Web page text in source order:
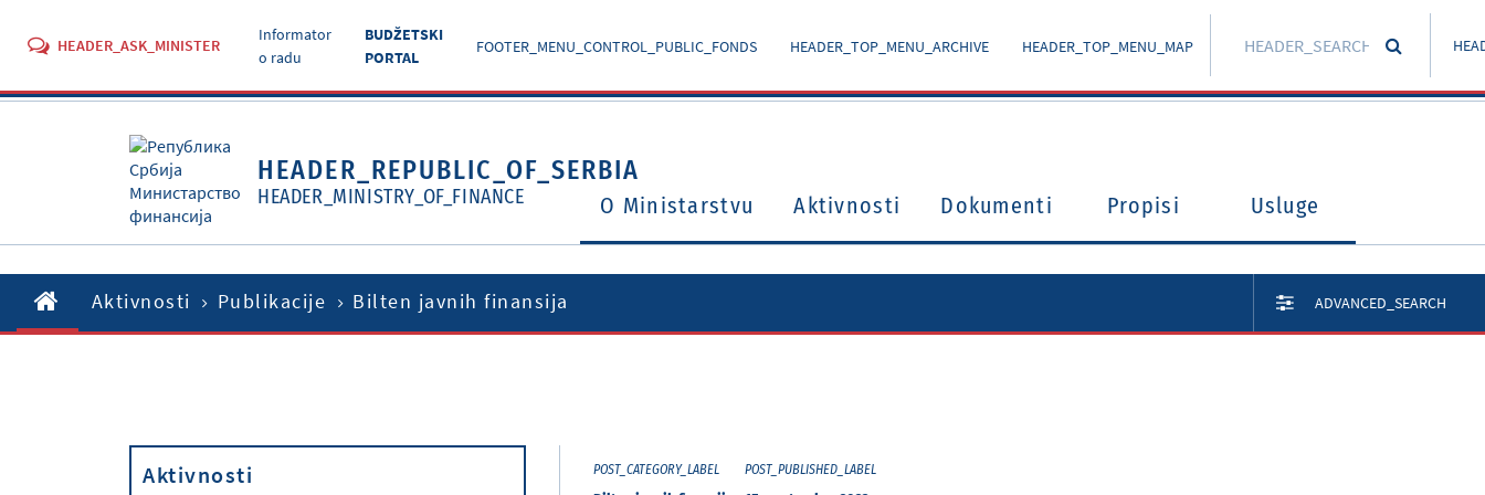
HEADER_ASK_MINISTER
Informator
o radu
BUDŽETSKI
PORTAL
FOOTER_MENU_CONTROL_PUBLIC_FONDS HEADER_TOP_MENU_ARCHIVE HEADER_TOP_MENU_MAP
HEADER_REPUBLIC_OF_SERBIA
HEADER_MINISTRY_OF_FINANCE O Ministarstvu Aktivnosti Dokumenti Propisi Usluge
Aktivnosti Publikacije Bilten javnih finansija ADVANCED_SEARCH
Aktivnosti POST_CATEGORY_LABEL POST_PUBLISHED_LABEL